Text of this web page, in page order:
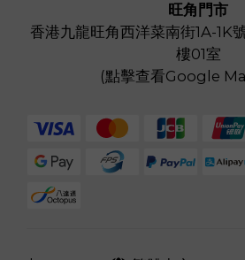
旺角門市
香港九龍旺角西洋菜南街1A-1K
樓01室
(點擊查看Google